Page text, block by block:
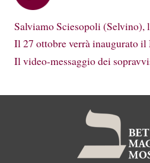
Salviamo Sciesopoli
Il 27 ottobre verrà inaugurato
Il video-messaggio dei